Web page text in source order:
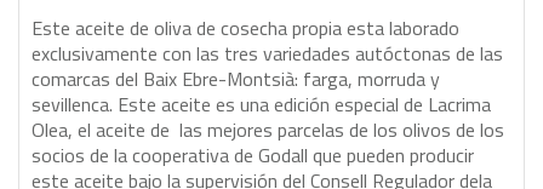
Este aceite de oliva de cosecha propia esta laborado
exclusivamente con las tres variedades autóctonas de las
comarcas del Baix Ebre-Montsià: farga, morruda y
sevillenca. Este aceite es una edición especial de Lacrima
Olea, el aceite de las mejores parcelas de los olivos de los
socios de la cooperativa de Godall que pueden producir
este aceite bajo la supervisión del Consell Regulador dela